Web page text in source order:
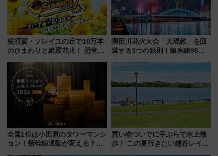
横須賀・ソレイユの丘で10万本
のひまわりと絶景花火！ 恐竜や
帰りお出かけ最新情報（2026年
7月17日～開催）
隅田川花火大会「大混雑」を回
避する3つの鉄則！銀座線96本
ツリー駅の規制まとめ 7/25開催
（2026年）
全国1位は小田原のタワーマンシ
ョン！新幹線通勤が変える？
買い物ついでに手ぶらで水上散
歩！ この夏行きたい越谷レイク